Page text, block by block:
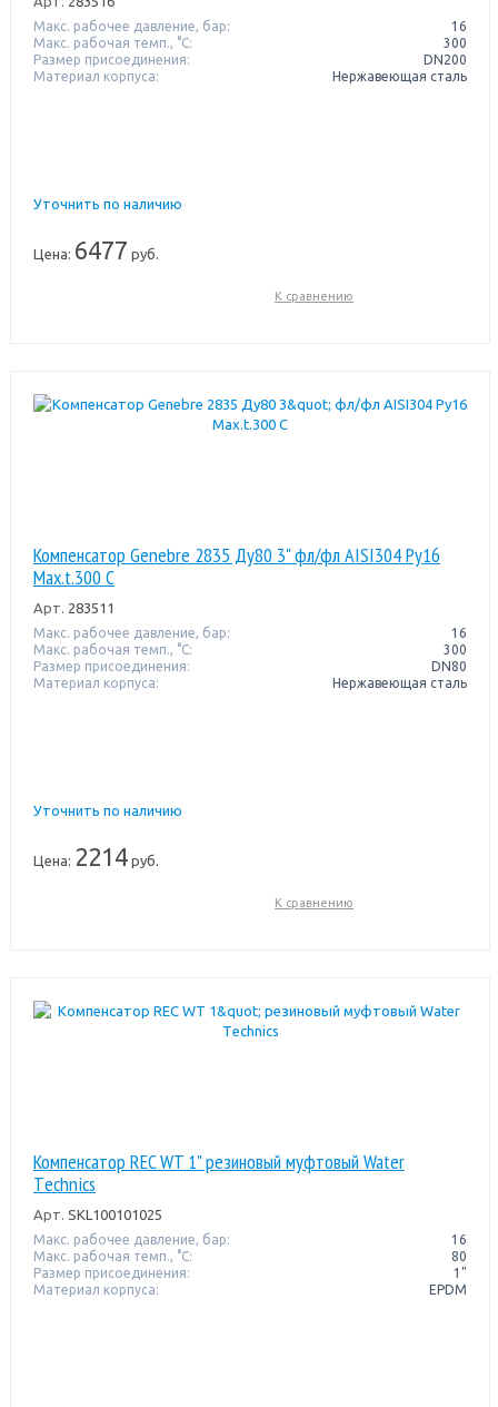
Макс. рабочее давление, бар:
16
Макс. рабочая темп., °С:
300
Размер присоединения:
DN200
Материал корпуса:
Нержавеющая сталь
Уточнить по наличию
Цена: 6477 руб.
К сравнению
Компенсатор Genebre 2835 Ду80 3" фл/фл AISI304 Pу16
Max.t.300 C
Арт. 283511
Макс. рабочее давление, бар:
16
Макс. рабочая темп., °С:
300
Размер присоединения:
DN80
Материал корпуса:
Нержавеющая сталь
Уточнить по наличию
Цена: 2214руб.
К сравнению
Компенсатор REC WT 1" резиновый муфтовый Water
Тechnics
Арт. SKL100101025
Макс. рабочее давление, бар:
16
Макс. рабочая темп., °С:
80
Размер присоединения:
1"
Материал корпуса:
EPDM